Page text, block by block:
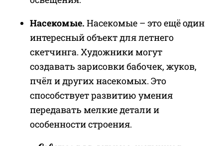
Насекомые. Насекомые – это ещё один
интересный объект для летнего
скетчинга. Художники могут
создавать зарисовки бабочек, жуков,
пчёл и других насекомых. Это
способствует развитию умения
передавать мелкие детали и
особенности строения.